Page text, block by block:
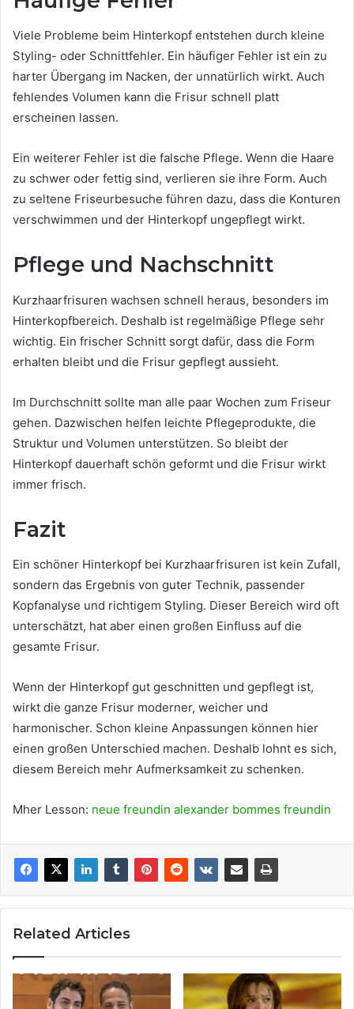
Viele Probleme beim Hinterkopf entstehen durch kleine
Styling- oder Schnittfehler. Ein häufiger Fehler ist ein zu
harter Übergang im Nacken, der unnatürlich wirkt. Auch
fehlendes Volumen kann die Frisur schnell platt
erscheinen lassen.
Ein weiterer Fehler ist die falsche Pflege. Wenn die Haare
zu schwer oder fettig sind, verlieren sie ihre Form. Auch
zu seltene Friseurbesuche führen dazu, dass die Konturen
verschwimmen und der Hinterkopf ungepflegt wirkt.
Pflege und Nachschnitt
Kurzhaarfrisuren wachsen schnell heraus, besonders im
Hinterkopfbereich. Deshalb ist regelmäßige Pflege sehr
wichtig. Ein frischer Schnitt sorgt dafür, dass die Form
erhalten bleibt und die Frisur gepflegt aussieht.
Im Durchschnitt sollte man alle paar Wochen zum Friseur
gehen. Dazwischen helfen leichte Pflegeprodukte, die
Struktur und Volumen unterstützen. So bleibt der
Hinterkopf dauerhaft schön geformt und die Frisur wirkt
immer frisch.
Fazit
Ein schöner Hinterkopf bei Kurzhaarfrisuren ist kein Zufall,
sondern das Ergebnis von guter Technik, passender
Kopfanalyse und richtigem Styling. Dieser Bereich wird oft
unterschätzt, hat aber einen großen Einfluss auf die
gesamte Frisur.
Wenn der Hinterkopf gut geschnitten und gepflegt ist,
wirkt die ganze Frisur moderner, weicher und
harmonischer. Schon kleine Anpassungen können hier
einen großen Unterschied machen. Deshalb lohnt es sich,
diesem Bereich mehr Aufmerksamkeit zu schenken.
Mher Lesson: neue freundin alexander bommes freundin
Related Articles